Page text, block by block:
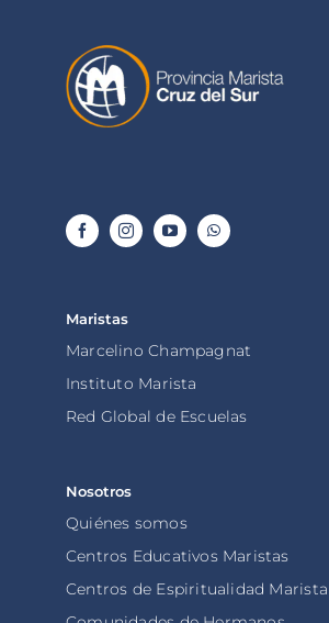
Maristas
Marcelino Champagnat
Instituto Marista
Red Global de Escuelas
Nosotros
Quiénes somos
Centros Educativos Maristas
Centros de Espiritualidad Marista